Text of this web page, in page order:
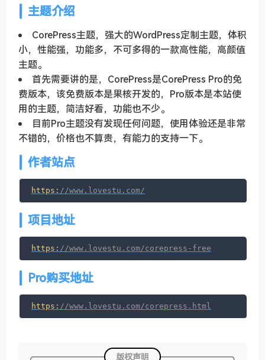
主题介绍
CorePress主题，强大的WordPress定制主题，体积
小，性能强，功能多，不可多得的一款高性能，高颜值
主题。
首先需要讲的是，CorePress是CorePress Pro的免
费版本，该免费版本是果核开发的，Pro版本是本站使
用的主题，简洁好看，功能也不少。
目前Pro主题没有发现任何问题，使用体验还是非常
不错的，价格也不算贵，有能力的支持一下。
作者站点
https : //www.lovestu.com/
项目地址
https : //www.lovestu.com/corepress-free
Pro购买地址
https : //www.lovestu.com/corepress.html
版权声明